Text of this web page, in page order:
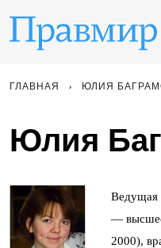
ГЛАВНАЯ ЮЛИЯ
Юлия
Ведущая
—
2000),